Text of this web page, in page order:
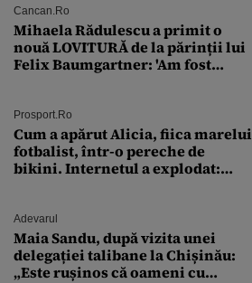
Cancan.ro
Mihaela Rădulescu a primit o
nouă LOVITURĂ de la părinții lui
Felix Baumgartner: 'Am fost
Prosport.ro
Cum a apărut Alicia, fiica marelui
fotbalist, într-o pereche de
bikini. Internetul a explodat:
Adevarul
Maia Sandu, după vizita unei
delegației talibane la Chișinău:
„Este rușinos că oameni cu